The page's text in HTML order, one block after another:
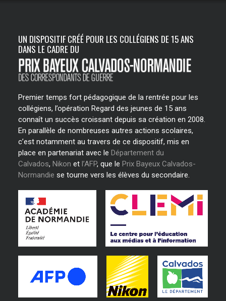
UN DISPOSITIF CRÉÉ POUR LES COLLÉGIENS DE 15 ANS
DANS LE CADRE DU
Premier temps fort pédagogique de la rentrée pour les
collégiens, l’opération Regard des jeunes de 15 ans
connaît un succès croissant depuis sa création en 2008.
En parallèle de nombreuses autres actions scolaires,
c’est notamment au travers de ce dispositif, mis en
place en partenariat avec le Département du
Calvados, Nikon et l’AFP, que le Prix Bayeux Calvados-
Normandie se tourne vers les élèves du secondaire.